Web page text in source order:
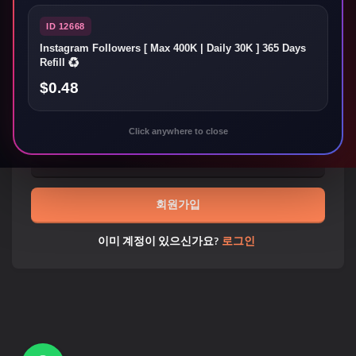
ID 12668
Instagram Followers [ Max 400K | Daily 30K ] 365 Days
Refill ♻️
$0.48
Click anywhere to close
비밀번호
회원가입
이미 계정이 있으신가요?로그인